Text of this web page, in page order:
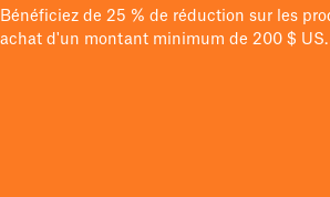
Bénéficiez de 25 % de réduction sur les
achat d'un montant minimum de 200 $ US.